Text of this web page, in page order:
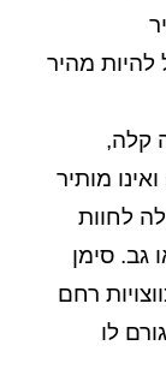
להיות מהיר
קלה,
מותיר
לחוות
גב. סימן
רחם
לו